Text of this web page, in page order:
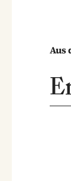
Aus